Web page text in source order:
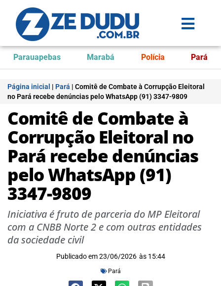
Parauapebas Marabá Polícia Pará
Página inicial | Pará | Comitê de Combate à Corrupção Eleitoral
no Pará recebe denúncias pelo WhatsApp (91) 3347-9809
Comitê de Combate à
Corrupção Eleitoral no
Pará recebe denúncias
pelo WhatsApp (91)
3347-9809
Iniciativa é fruto de parceria do MP Eleitoral
com a CNBB Norte 2 e com outras entidades
da sociedade civil
Publicado em 23/06/2026 às 15:44
Pará